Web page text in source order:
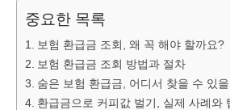
중요한 목록
보험 환급금 조회, 왜 꼭 해야 할까요?
보험 환급금 조회 방법과 절차
숨은 보험 환급금, 어디서 찾을 수 있
환급금으로 커피값 벌기, 실제 사례와